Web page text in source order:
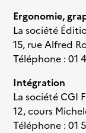
Ergonomie,
La société
15, rue Alfred
Téléphone : 01
Intégration
La société CGI
12, cours
Téléphone : 01